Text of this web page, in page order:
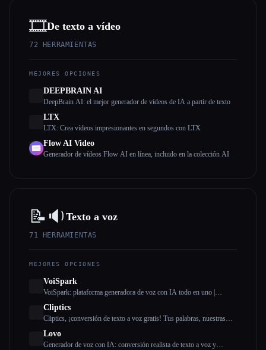
🎞️De texto a vídeo
72 HERRAMIENTAS
MEJORES OPCIONES
DEEPBRAIN AI
DeepBrain AI: el mejor generador de vídeos de IA a partir de texto
LTX
LTX: Crea vídeos impresionantes en segundos con LTX
Flow AI Video
Generador de vídeos Flow AI en línea, incluido en la colección AI
📝🔉 Texto a voz
71 HERRAMIENTAS
MEJORES OPCIONES
VoiSpark
VoiSpark: plataforma generadora de voz con IA todo en uno |
Cliptics
Cliptics, ¡conversión de texto a voz gratis! Tus palabras, nuestras
Lovo
Generador de voz con IA: conversión realista de texto a voz y